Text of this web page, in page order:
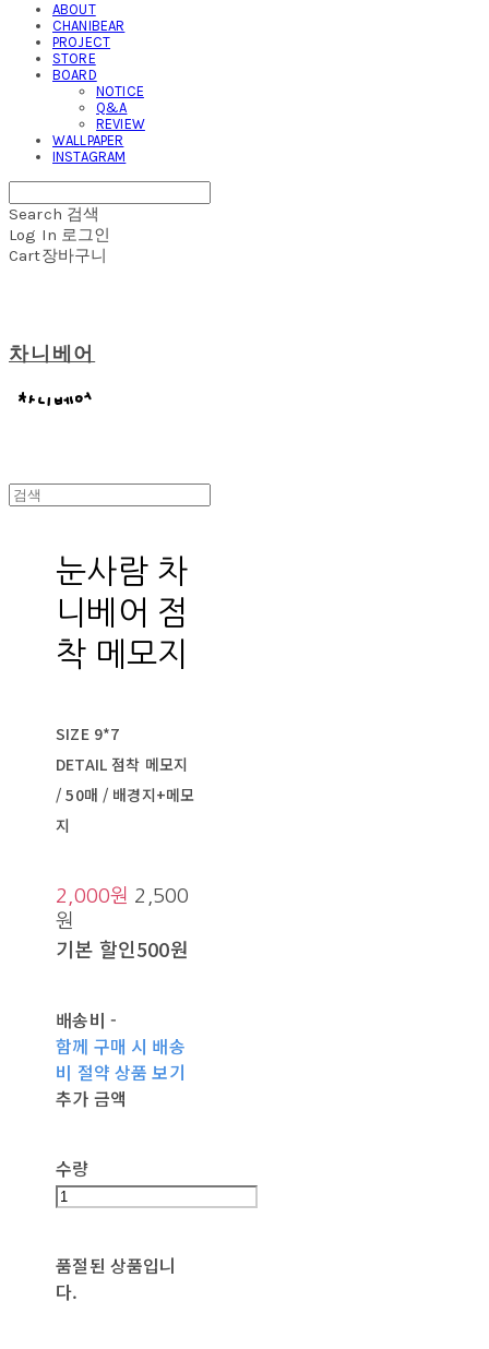
ABOUT
CHANIBEAR
PROJECT
STORE
BOARD
NOTICE
Q&A
REVIEW
WALLPAPER
INSTAGRAM
Search 검색
Log In 로그인
Cart장바구니
차니베어
눈사람 차
니베어 점
착 메모지
SIZE 9*7
DETAIL 점착 메모지
/ 50매 / 배경지+메모
지
2,000원 2,500
원
기본 할인500원
배송비 -
함께 구매 시 배송
비 절약 상품 보기
추가 금액
수량
품절된 상품입니
다.